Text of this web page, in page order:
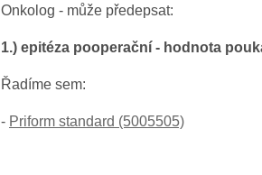
Onkolog - může předepsat:
1.) epitéza pooperační - hodnota
Řadíme sem:
- Priform standard (5005505)